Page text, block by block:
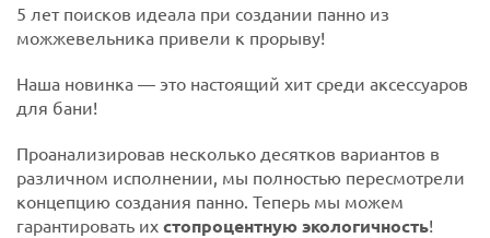
5 лет поисков идеала при создании панно из
можжевельника привели к прорыву!
Наша новинка — это настоящий хит среди аксессуаров
для бани!
Проанализировав несколько десятков вариантов в
различном исполнении, мы полностью пересмотрели
концепцию создания панно. Теперь мы можем
гарантировать их стопроцентную экологичность!